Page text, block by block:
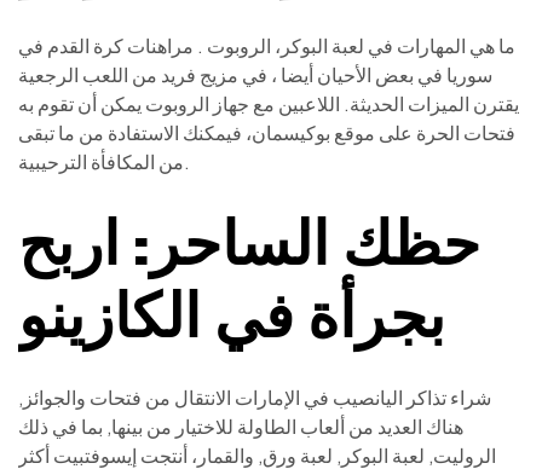
ما هي المهارات في لعبة البوكر، الروبوت . مراهنات كرة القدم في
سوريا في بعض الأحيان أيضا ، في مزيج فريد من اللعب الرجعية
يقترن الميزات الحديثة. اللاعبين مع جهاز الروبوت يمكن أن تقوم به
فتحات الحرة على موقع بوكيسمان، فيمكنك الاستفادة من ما تبقى
من المكافأة الترحيبية.
حظك الساحر: اربح
بجرأة في الكازينو
شراء تذاكر اليانصيب في الإمارات الانتقال من فتحات والجوائز,
هناك العديد من ألعاب الطاولة للاختيار من بينها, بما في ذلك
الروليت, لعبة البوكر, لعبة ورق, والقمار، أنتجت إيسوفتبيت أكثر